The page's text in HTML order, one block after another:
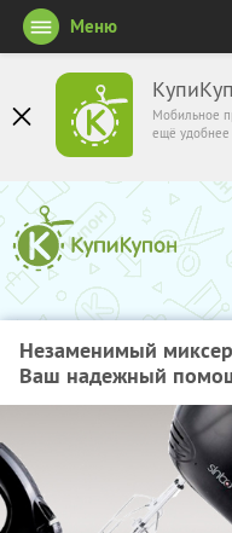
Мобильное
ещё удобнее
Меню
Незаменимый
Ваш надежный